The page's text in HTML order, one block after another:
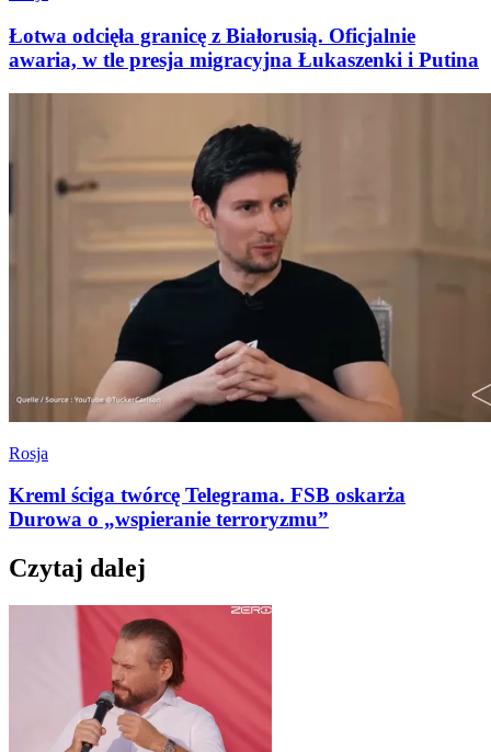
Łotwa odcięła granicę z Białorusią. Oficjalnie
awaria, w tle presja migracyjna Łukaszenki i Putina
Rosja
Kreml ściga twórcę Telegrama. FSB oskarża
Durowa o „wspieranie terroryzmu”
Czytaj dalej